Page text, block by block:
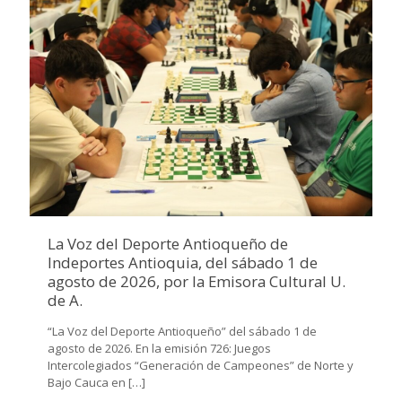
La Voz del Deporte Antioqueño de
Indeportes Antioquia, del sábado 1 de
agosto de 2026, por la Emisora Cultural U.
de A.
“La Voz del Deporte Antioqueño” del sábado 1 de
agosto de 2026. En la emisión 726: Juegos
Intercolegiados “Generación de Campeones” de Norte y
Bajo Cauca en […]